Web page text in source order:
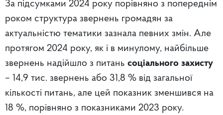
За підсумками 2024 року порівняно з попереднім
роком структура звернень громадян за
актуальністю тематики зазнала певних змін. Але
протягом 2024 року, як і в минулому, найбільше
звернень надійшло з питань соціального захисту
– 14,9 тис. звернень або 31,8 % від загальної
кількості питань, але цей показник зменшився на
18 %, порівняно з показниками 2023 року.